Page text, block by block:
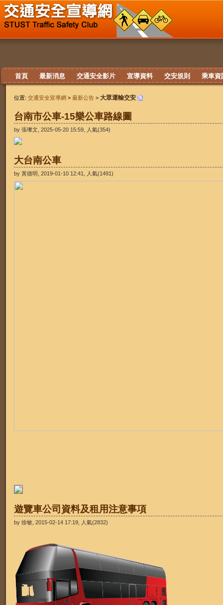
首頁 最新消息 交通安全影片 宣導資料 交安規則 乘車資
位置: 交通安全宣導網 > 最新公告 > 大眾運輸交安
台南市公車-15樂公車路線圖
by 張瓈文, 2025-05-20 15:59, 人氣(354)
大台南公車
by 黃德明, 2019-01-10 12:41, 人氣(1491)
遊覽車公司資料及租用注意事項
by 徐敏, 2015-02-14 17:19, 人氣(2832)